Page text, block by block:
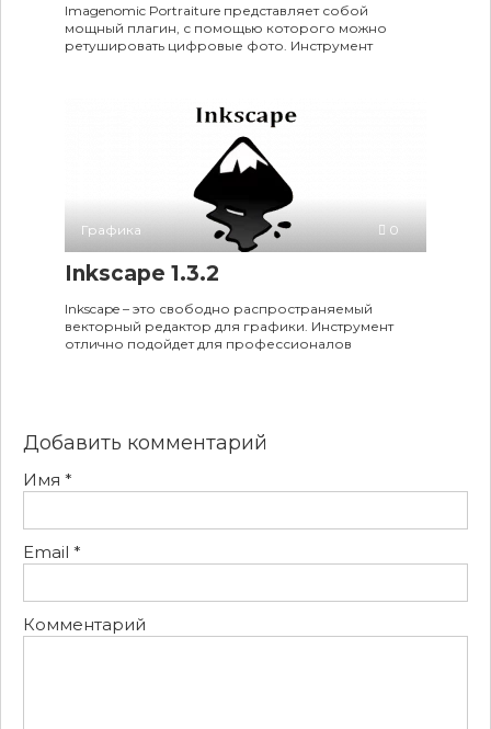
Imagenomic Portraiture представляет собой
мощный плагин, с помощью которого можно
ретушировать цифровые фото. Инструмент
Графика 0
Inkscape 1.3.2
Inkscape – это свободно распространяемый
векторный редактор для графики. Инструмент
отлично подойдет для профессионалов
Добавить комментарий
Имя *
Email *
Комментарий